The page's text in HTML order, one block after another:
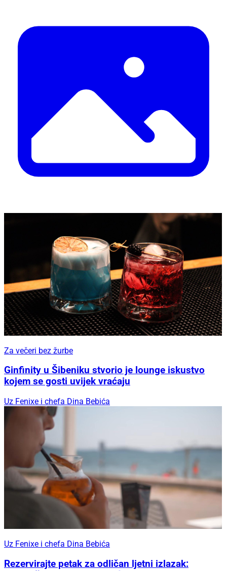
Za večeri bez žurbe
Ginfinity u Šibeniku stvorio je lounge iskustvo
kojem se gosti uvijek vraćaju
Uz Fenixe i chefa Dina Bebića
Uz Fenixe i chefa Dina Bebića
Rezervirajte petak za odličan ljetni izlazak: